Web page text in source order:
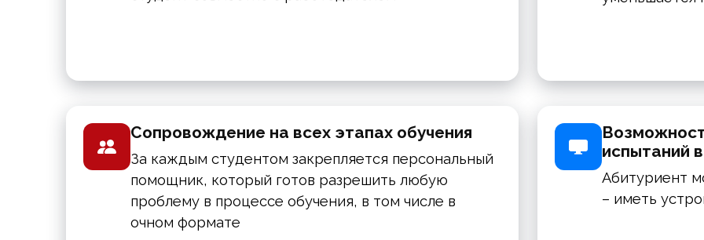
Сопровождение на всех этапах обучения
За каждым студентом закрепляется персональный
помощник, который готов разрешить любую
проблему в процессе обучения, в том числе в
очном формате
испытаний
Абитуриент
– иметь